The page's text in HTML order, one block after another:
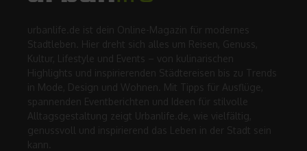
urbanlife.de ist dein Online-Magazin für modernes
Stadtleben. Hier dreht sich alles um Reisen, Genuss,
Kultur, Lifestyle und Events – von kulinarischen
Highlights und inspirierenden Städtereisen bis zu Trends
in Mode, Design und Wohnen. Mit Tipps für Ausflüge,
spannenden Eventberichten und Ideen für stilvolle
Alltagsgestaltung zeigt Urbanlife.de, wie vielfältig,
genussvoll und inspirierend das Leben in der Stadt sein
kann.